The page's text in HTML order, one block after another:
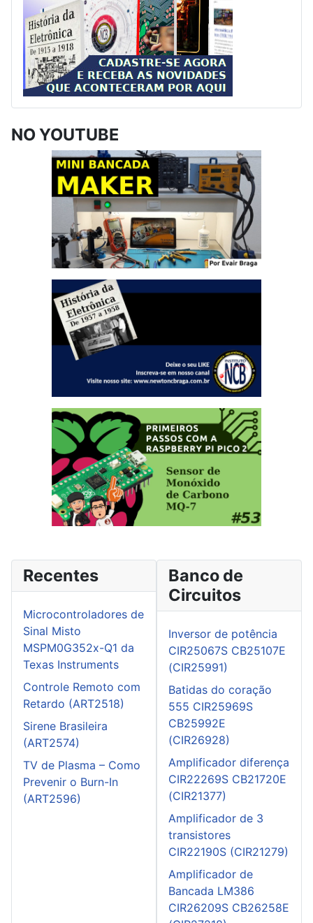
NO YOUTUBE
Recentes
Microcontroladores de
Sinal Misto
MSPM0G352x-Q1 da
Texas Instruments
Controle Remoto com
Retardo (ART2518)
Sirene Brasileira
(ART2574)
TV de Plasma – Como
Prevenir o Burn-In
(ART2596)
Banco de
Circuitos
Inversor de potência
CIR25067S CB25107E
(CIR25991)
Batidas do coração
555 CIR25969S
CB25992E
(CIR26928)
Amplificador diferença
CIR22269S CB21720E
(CIR21377)
Amplificador de 3
transistores
CIR22190S (CIR21279)
Amplificador de
Bancada LM386
CIR26209S CB26258E